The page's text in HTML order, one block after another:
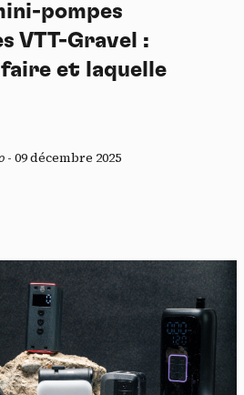
pompes
VTT-Gravel :
et laquelle
- 09 décembre 2025